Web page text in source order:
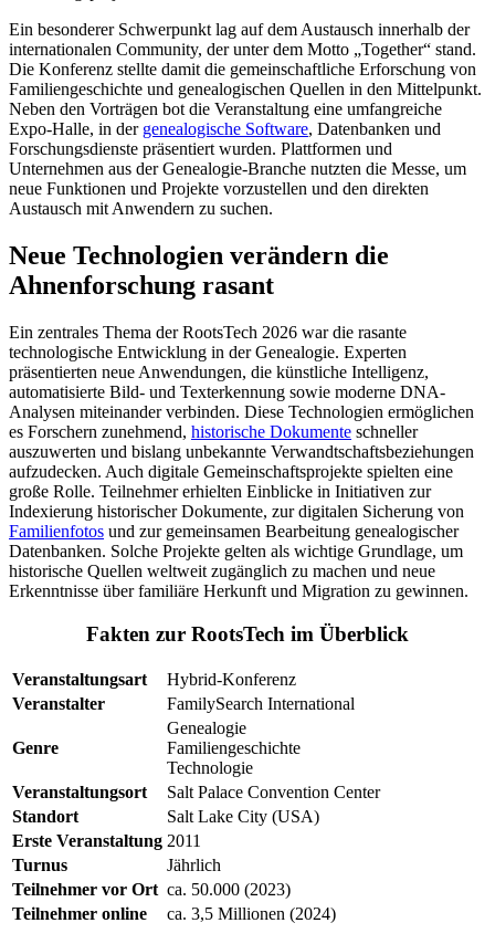
Ein besonderer Schwerpunkt lag auf dem Austausch innerhalb der
internationalen Community, der unter dem Motto „Together“ stand.
Die Konferenz stellte damit die gemeinschaftliche Erforschung von
Familiengeschichte und genealogischen Quellen in den Mittelpunkt.
Neben den Vorträgen bot die Veranstaltung eine umfangreiche
Expo-Halle, in der genealogische Software, Datenbanken und
Forschungsdienste präsentiert wurden. Plattformen und
Unternehmen aus der Genealogie-Branche nutzten die Messe, um
neue Funktionen und Projekte vorzustellen und den direkten
Austausch mit Anwendern zu suchen.
Neue Technologien verändern die
Ahnenforschung rasant
Ein zentrales Thema der RootsTech 2026 war die rasante
technologische Entwicklung in der Genealogie. Experten
präsentierten neue Anwendungen, die künstliche Intelligenz,
automatisierte Bild- und Texterkennung sowie moderne DNA-
Analysen miteinander verbinden. Diese Technologien ermöglichen
es Forschern zunehmend, historische Dokumente schneller
auszuwerten und bislang unbekannte Verwandtschaftsbeziehungen
aufzudecken. Auch digitale Gemeinschaftsprojekte spielten eine
große Rolle. Teilnehmer erhielten Einblicke in Initiativen zur
Indexierung historischer Dokumente, zur digitalen Sicherung von
Familienfotos und zur gemeinsamen Bearbeitung genealogischer
Datenbanken. Solche Projekte gelten als wichtige Grundlage, um
historische Quellen weltweit zugänglich zu machen und neue
Erkenntnisse über familiäre Herkunft und Migration zu gewinnen.
Fakten zur RootsTech im Überblick
Veranstaltungsart
Hybrid-Konferenz
Veranstalter
FamilySearch International
Genre
Genealogie
Familiengeschichte
Technologie
Veranstaltungsort
Salt Palace Convention Center
Standort
Salt Lake City (USA)
Erste Veranstaltung 2011
Turnus
Jährlich
Teilnehmer vor Ort ca. 50.000 (2023)
Teilnehmer online
ca. 3,5 Millionen (2024)